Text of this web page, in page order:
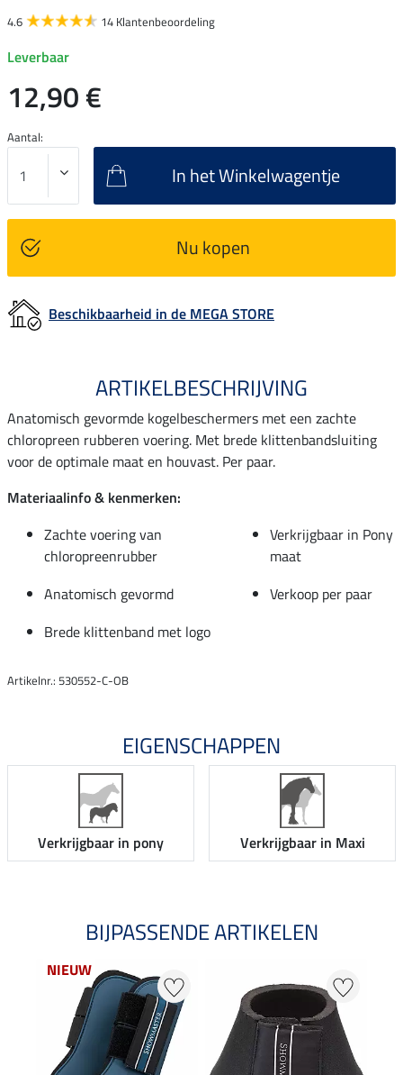
4.6 14 Klantenbeoordeling
Leverbaar
12,90 €
Aantal:
In het Winkelwagentje
Nu kopen
Beschikbaarheid in de MEGA STORE
ARTIKELBESCHRIJVING
Anatomisch gevormde kogelbeschermers met een zachte
chloropreen rubberen voering. Met brede klittenbandsluiting
voor de optimale maat en houvast. Per paar.
Materiaalinfo & kenmerken:
Zachte voering van
chloropreenrubber
Verkrijgbaar in Pony
maat
Anatomisch gevormd
Verkoop per paar
Brede klittenband met logo
Artikelnr.: 530552-C-OB
EIGENSCHAPPEN
Verkrijgbaar in pony Verkrijgbaar in Maxi
BIJPASSENDE ARTIKELEN
NIEUW